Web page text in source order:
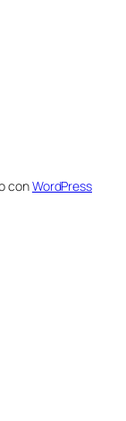
conWordPress